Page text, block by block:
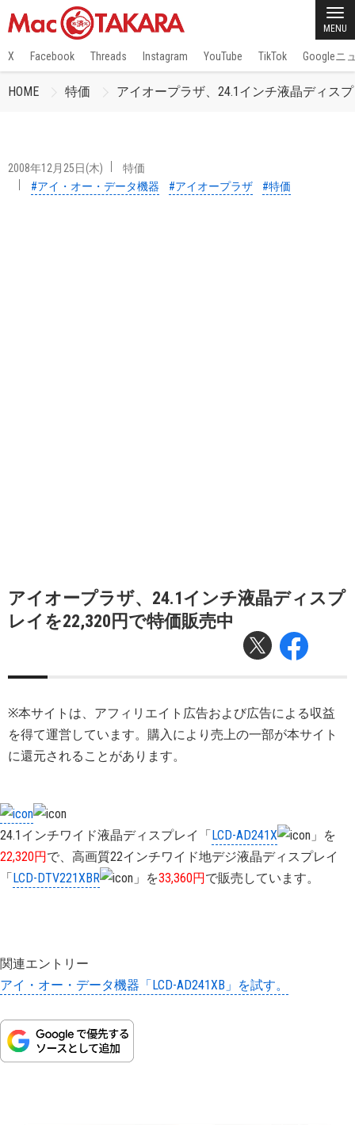
MENU
X Facebook Threads Instagram YouTube TikTok Googleニ
HOME 特価 アイオープラザ、24.1インチ液晶ディス
2008年12月25日(木)
特価
#アイ・オー・データ機器
#アイオープラザ #特価
アイオープラザ、24.1インチ液晶ディスプ
レイを22,320円で特価販売中
※本サイトは、アフィリエイト広告および広告による収益
を得て運営しています。購入により売上の一部が本サイト
に還元されることがあります。
24.1インチワイド液晶ディスプレイ「LCD-AD241X
」を
22,320円で、高画質22インチワイド地デジ液晶ディスプレイ
「LCD-DTV221XBR 」を33,360円で販売しています。
関連エントリー
アイ・オー・データ機器「LCD-AD241XB」を試す。